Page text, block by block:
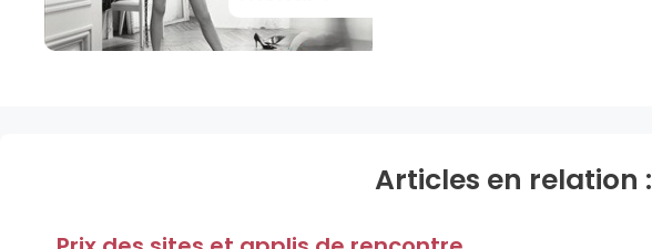
Articles en relation :